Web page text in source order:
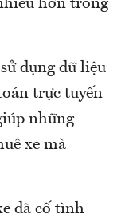
hơn trong
dụng dữ liệu
trực tuyến
những
xe mà
đã cố tình